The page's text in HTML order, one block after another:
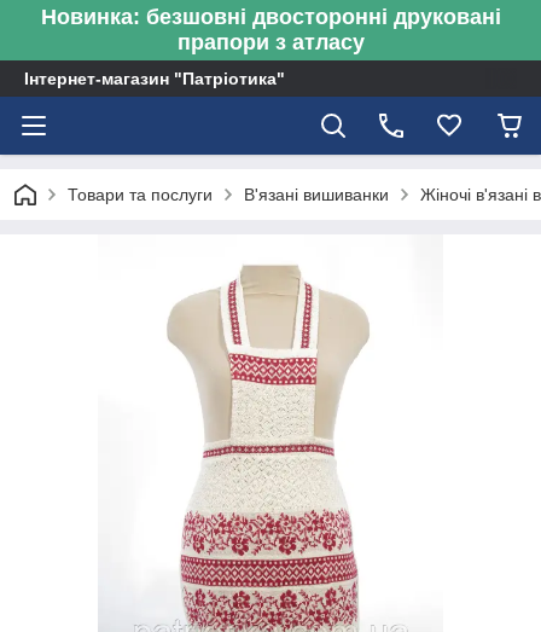
Новинка: безшовні двосторонні друковані
прапори з атласу
Інтернет-магазин "Патріотика"
Товари та послуги В'язані вишиванки Жіночі в'язані